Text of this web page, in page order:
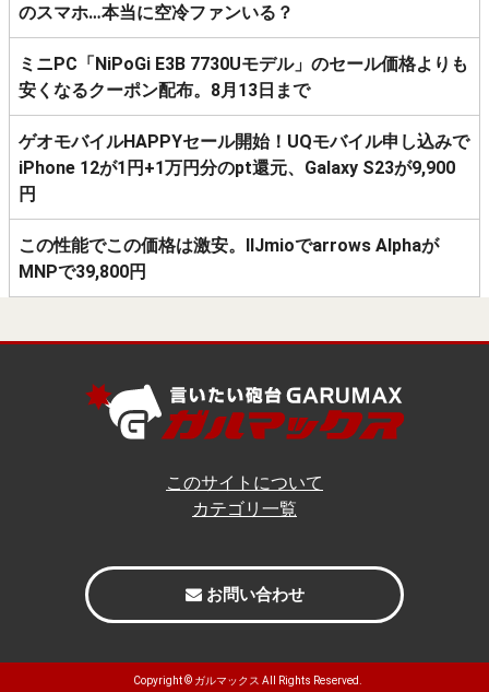
のスマホ…本当に空冷ファンいる？
ミニPC「NiPoGi E3B 7730Uモデル」のセール価格よりも
安くなるクーポン配布。8月13日まで
ゲオモバイルHAPPYセール開始！UQモバイル申し込みで
iPhone 12が1円+1万円分のpt還元、Galaxy S23が9,900
円
この性能でこの価格は激安。IIJmioでarrows Alphaが
MNPで39,800円
このサイトについて
カテゴリ一覧
お問い合わせ
Copyright © ガルマックス All Rights Reserved.